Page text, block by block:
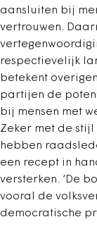
aansluiten bij
vertrouwen.
respectievelijk
betekent
partijen de
bij mensen met
Zeker met de
hebben
een recept in
versterken. ‘De
vooral de
democratische